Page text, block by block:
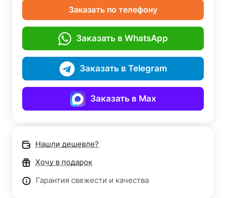
Заказать по телефону
Заказать в WhatsApp
Заказать в Telegram
Заказать в Max
Нашли дешевле?
Хочу в подарок
Гарантия свежести и качества